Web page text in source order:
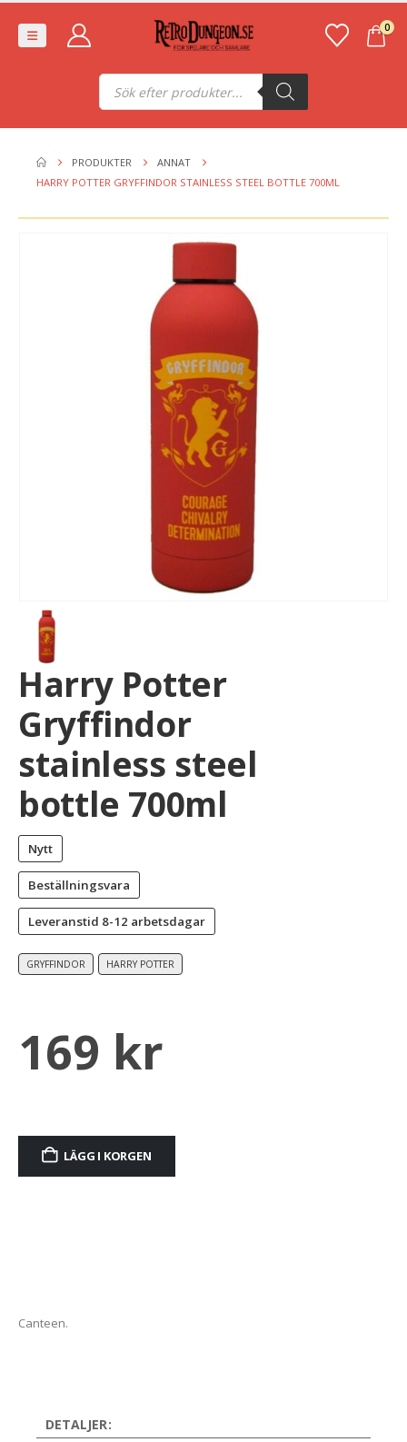
0
Produktsökning
PRODUKTER
ANNAT
HARRY POTTER GRYFFINDOR STAINLESS STEEL BOTTLE 700ML
Harry Potter
Gryffindor
stainless steel
bottle 700ml
Nytt
Beställningsvara
Leveranstid 8-12 arbetsdagar
GRYFFINDOR HARRY POTTER
169 kr
LÄGG I KORGEN
Alternative:
Canteen.
DETALJER: